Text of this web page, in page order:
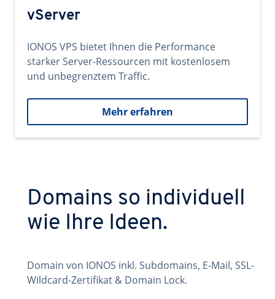
vServer
IONOS VPS bietet Ihnen die Performance
starker Server-Ressourcen mit kostenlosem
und unbegrenztem Traffic.
Mehr erfahren
Domains so individuell
wie Ihre Ideen.
Domain von IONOS inkl. Subdomains, E-Mail, SSL-
Wildcard-Zertifikat & Domain Lock.